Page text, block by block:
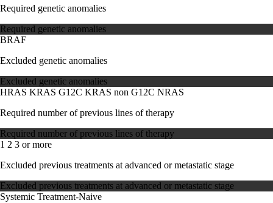
Required genetic anomalies
Required genetic anomalies
BRAF
Excluded genetic anomalies
Excluded genetic anomalies
HRAS KRAS G12C KRAS non G12C NRAS
Required number of previous lines of therapy
Required number of previous lines of therapy
1 2 3 or more
Excluded previous treatments at advanced or metastatic stage
Excluded previous treatments at advanced or metastatic stage
Systemic Treatment-Naive